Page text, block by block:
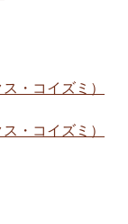
・コイズミ）
・コイズミ）